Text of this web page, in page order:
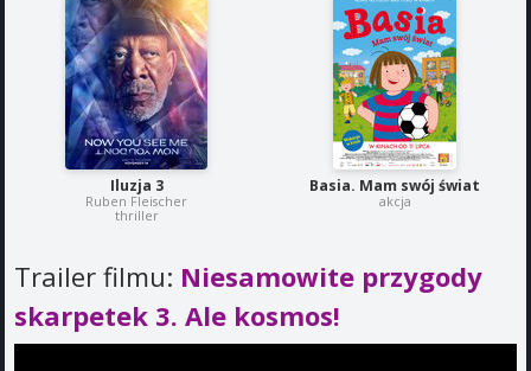
Iluzja 3
Ruben Fleischer
thriller
Basia. Mam swój świat
akcja
Trailer filmu: Niesamowite przygody
skarpetek 3. Ale kosmos!